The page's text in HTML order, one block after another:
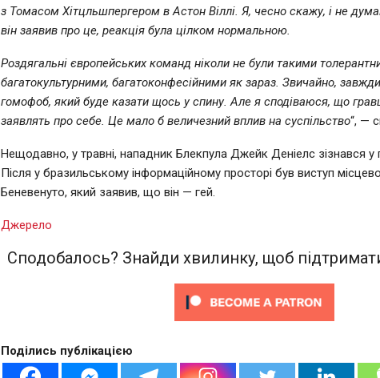
з Томасом Хітцльшпергером в Астон Віллі. Я, чесно скажу, і не
він заявив про це, реакція була цілком нормальною.
Роздягальні європейських команд ніколи не були такими
багатокультурними, багатоконфесійними як зараз. Звичайно,
гомофоб, який буде казати щось у спину. Але я сподіваюся, що
заявлять про себе. Це мало б величезний вплив на суспільство“, —
Нещодавно, у травні, нападник Блекпула Джейк Деніелс зізнався у
Після у бразильському інформаційному просторі був виступ
Беневенуто, який заявив, що він — гей.
Джерело
Сподобалось? Знайди хвилинку, щоб
Поділись публікацією